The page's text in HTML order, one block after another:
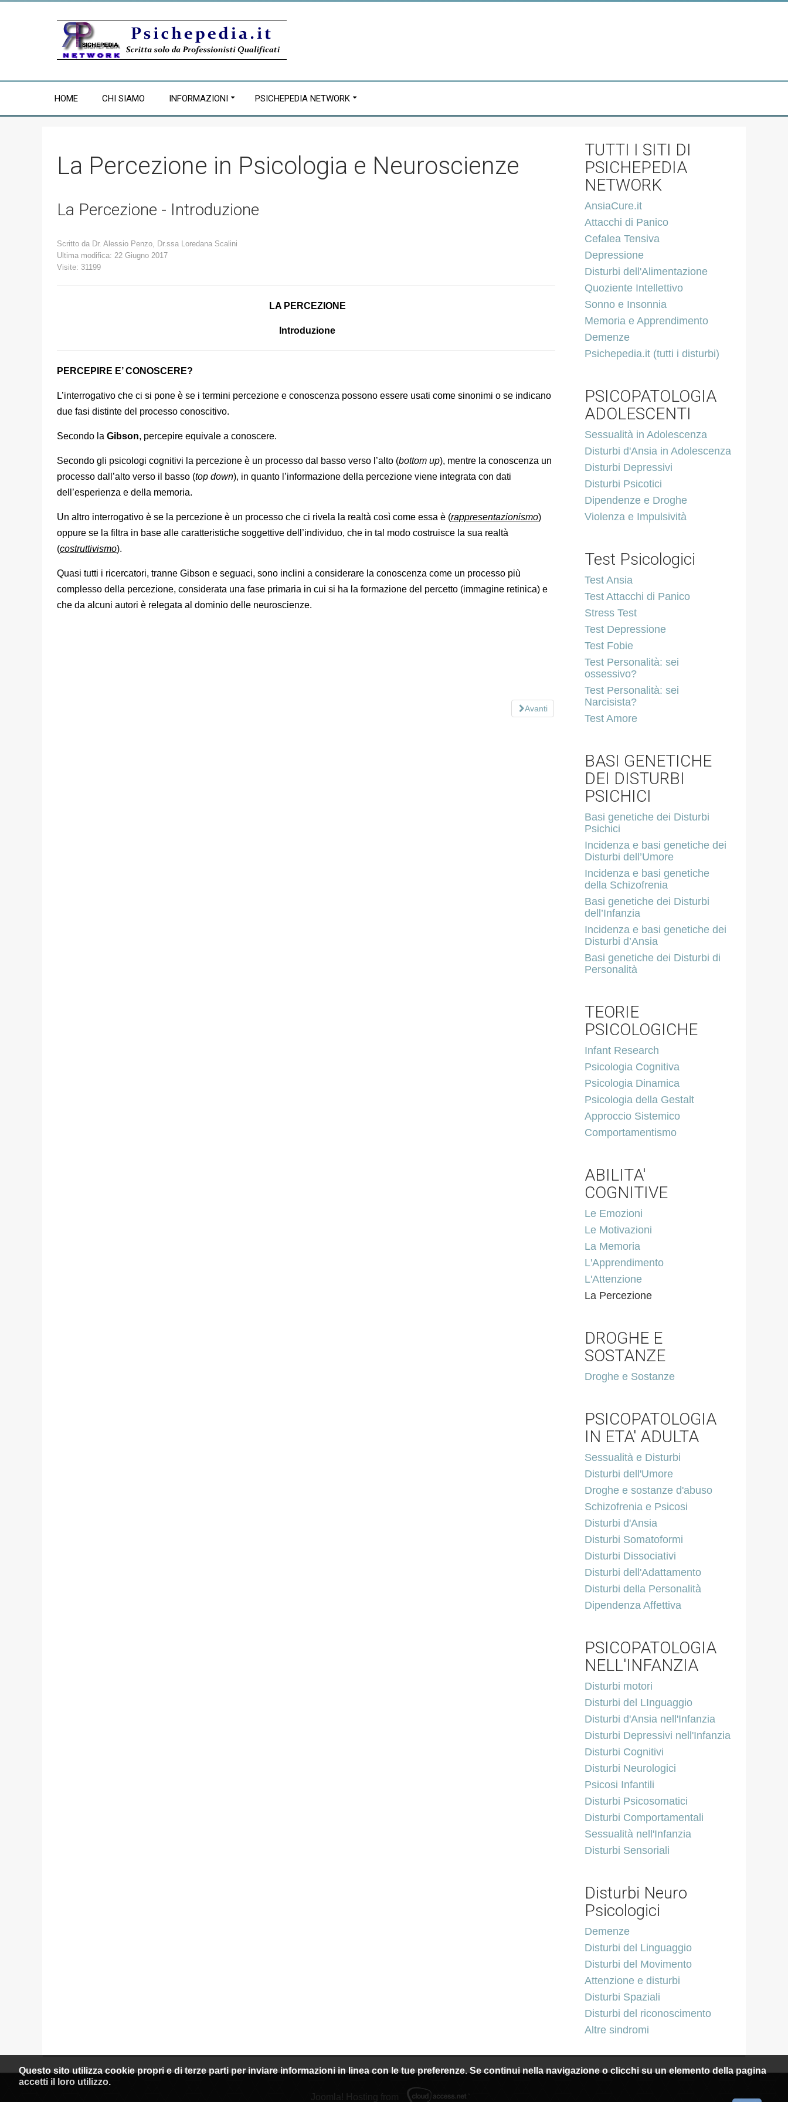
HOME CHI SIAMO INFORMAZIONI PSICHEPEDIA NETWORK
La Percezione in Psicologia e Neuroscienze
La Percezione - Introduzione
Scritto da Dr. Alessio Penzo, Dr.ssa Loredana Scalini
Ultima modifica: 22 Giugno 2017
Visite: 31199
LA PERCEZIONE
Introduzione
PERCEPIRE E’ CONOSCERE?
L’interrogativo che ci si pone è se i termini percezione e conoscenza possono essere usati come sinonimi o se indicano
due fasi distinte del processo conoscitivo.
Secondo la Gibson, percepire equivale a conoscere.
Secondo gli psicologi cognitivi la percezione è un processo dal basso verso l’alto (bottom up), mentre la conoscenza un
processo dall’alto verso il basso (top down), in quanto l’informazione della percezione viene integrata con dati
dell’esperienza e della memoria.
Un altro interrogativo è se la percezione è un processo che ci rivela la realtà così come essa è (rappresentazionismo)
oppure se la filtra in base alle caratteristiche soggettive dell’individuo, che in tal modo costruisce la sua realtà
(costruttivismo).
Quasi tutti i ricercatori, tranne Gibson e seguaci, sono inclini a considerare la conoscenza come un processo più
complesso della percezione, considerata una fase primaria in cui si ha la formazione del percetto (immagine retinica) e
che da alcuni autori è relegata al dominio delle neuroscienze.
Avanti
TUTTI I SITI DI
PSICHEPEDIA
NETWORK
AnsiaCure.it
Attacchi di Panico
Cefalea Tensiva
Depressione
Disturbi dell'Alimentazione
Quoziente Intellettivo
Sonno e Insonnia
Memoria e Apprendimento
Demenze
Psichepedia.it (tutti i disturbi)
PSICOPATOLOGIA
ADOLESCENTI
Sessualità in Adolescenza
Disturbi d'Ansia in Adolescenza
Disturbi Depressivi
Disturbi Psicotici
Dipendenze e Droghe
Violenza e Impulsività
Test Psicologici
Test Ansia
Test Attacchi di Panico
Stress Test
Test Depressione
Test Fobie
Test Personalità: sei
ossessivo?
Test Personalità: sei
Narcisista?
Test Amore
BASI GENETICHE
DEI DISTURBI
PSICHICI
Basi genetiche dei Disturbi
Psichici
Incidenza e basi genetiche dei
Disturbi dell’Umore
Incidenza e basi genetiche
della Schizofrenia
Basi genetiche dei Disturbi
dell’Infanzia
Incidenza e basi genetiche dei
Disturbi d’Ansia
Basi genetiche dei Disturbi di
Personalità
TEORIE
PSICOLOGICHE
Infant Research
Psicologia Cognitiva
Psicologia Dinamica
Psicologia della Gestalt
Approccio Sistemico
Comportamentismo
ABILITA'
COGNITIVE
Le Emozioni
Le Motivazioni
La Memoria
L'Apprendimento
L'Attenzione
La Percezione
DROGHE E
SOSTANZE
Droghe e Sostanze
PSICOPATOLOGIA
IN ETA' ADULTA
Sessualità e Disturbi
Disturbi dell'Umore
Droghe e sostanze d'abuso
Schizofrenia e Psicosi
Disturbi d'Ansia
Disturbi Somatoformi
Disturbi Dissociativi
Disturbi dell'Adattamento
Disturbi della Personalità
Dipendenza Affettiva
PSICOPATOLOGIA
NELL'INFANZIA
Disturbi motori
Disturbi del LInguaggio
Disturbi d'Ansia nell'Infanzia
Disturbi Depressivi nell'Infanzia
Disturbi Cognitivi
Disturbi Neurologici
Psicosi Infantili
Disturbi Psicosomatici
Disturbi Comportamentali
Sessualità nell'Infanzia
Disturbi Sensoriali
Disturbi Neuro
Psicologici
Demenze
Disturbi del Linguaggio
Disturbi del Movimento
Attenzione e disturbi
Disturbi Spaziali
Disturbi del riconoscimento
Altre sindromi
Joomla! Hosting from
Questo sito utilizza cookie propri e di terze parti per inviare informazioni in linea con le tue preferenze. Se continui nella navigazione o clicchi su un elemento della pagina
accetti il loro utilizzo.